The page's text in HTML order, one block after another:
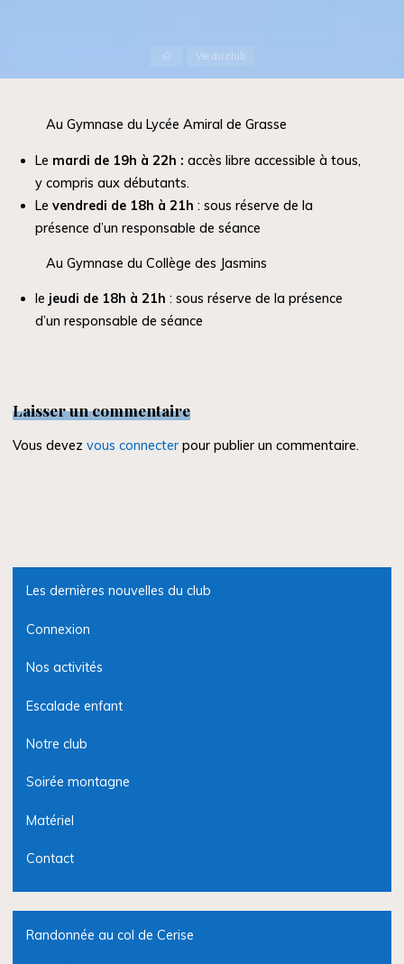
AccueilVie du club
Au Gymnase du Lycée Amiral de Grasse
Le mardi de 19h à 22h : accès libre accessible à tous,
y compris aux débutants.
Levendredi de 18h à 21h : sous réserve de la
présence d’un responsable de séance
Au Gymnase du Collège des Jasmins
lejeudi de 18h à 21h : sous réserve de la présence
d’un responsable de séance
Laisser un commentaire
Vous devezvous connecter pour publier un commentaire.
Les dernières nouvelles du club
Connexion
Nos activités
Escalade enfant
Notre club
Soirée montagne
Matériel
Contact
Randonnée au col de Cerise